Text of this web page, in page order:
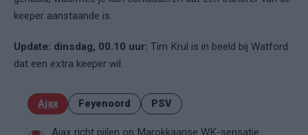
keeper aanstaande is.
Update: dinsdag, 00.10 uur: Tim Krul is in beeld bij Watford
dat een extra keeper wil.
Ajax Feyenoord PSV
Ajax richt pijlen op Marokkaanse WK-sensatie